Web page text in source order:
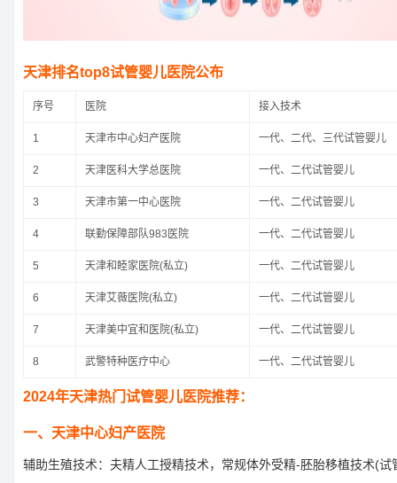
天津排名top8试管婴儿医院公布
序号 医院 接入技术
1 天津市中心妇产医院 一代、二代、三代试管婴儿
2 天津医科大学总医院 一代、二代试管婴儿
3 天津市第一中心医院 一代、二代试管婴儿
4 联勤保障部队983医院 一代、二代试管婴儿
5 天津和睦家医院(私立) 一代、二代试管婴儿
6 天津艾薇医院(私立) 一代、二代试管婴儿
7 天津美中宜和医院(私立) 一代、二代试管婴儿
8 武警特种医疗中心 一代、二代试管婴儿
2024年天津热门试管婴儿医院推荐：
一、天津中心妇产医院
辅助生殖技术：夫精人工授精技术，常规体外受精-胚胎移植技术(试